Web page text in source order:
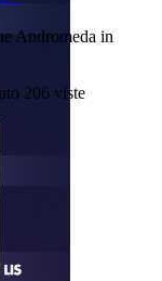
Andromeda in
206 viste